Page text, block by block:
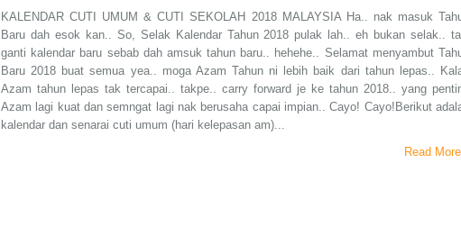
KALENDAR CUTI UMUM & CUTI SEKOLAH 2018 MALAYSIA Ha.. nak masuk
Baru dah esok kan.. So, Selak Kalendar Tahun 2018 pulak lah.. eh bukan selak..
ganti kalendar baru sebab dah amsuk tahun baru.. hehehe.. Selamat menyambut
Baru 2018 buat semua yea.. moga Azam Tahun ni lebih baik dari tahun lepas..
Azam tahun lepas tak tercapai.. takpe.. carry forward je ke tahun 2018.. yang
Azam lagi kuat dan semngat lagi nak berusaha capai impian.. Cayo! Cayo!Berikut
kalendar dan senarai cuti umum (hari kelepasan am)...
Read More